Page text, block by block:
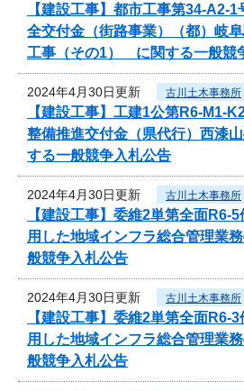
【建設工事】都市工事第34-
全交付金（街路事業）（都）岐
工事（その1） に関する一般競
2024年4月30日更新 古川土木事務所
【建設工事】工建1公第R6-
整備推進交付金（県代行）西漆
する一般競争入札公告
2024年4月30日更新 古川土木事務所
【建設工事】委維2単第全面
用した地域インフラ総合管理業
般競争入札公告
2024年4月30日更新 古川土木事務所
【建設工事】委維2単第全面
用した地域インフラ総合管理業
般競争入札公告